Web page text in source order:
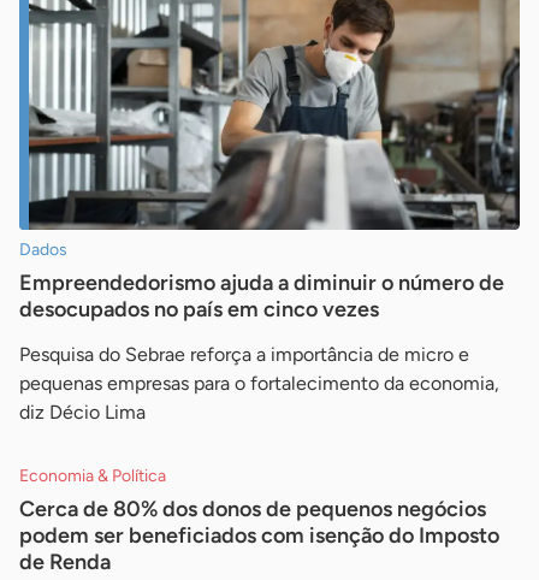
Dados
Empreendedorismo ajuda a diminuir o número de
desocupados no país em cinco vezes
Pesquisa do Sebrae reforça a importância de micro e
pequenas empresas para o fortalecimento da economia,
diz Décio Lima
Economia & Política
Cerca de 80% dos donos de pequenos negócios
podem ser beneficiados com isenção do Imposto
de Renda